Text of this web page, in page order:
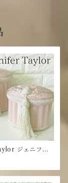
ジェニファ
ーバルボック
・タッセル / PK